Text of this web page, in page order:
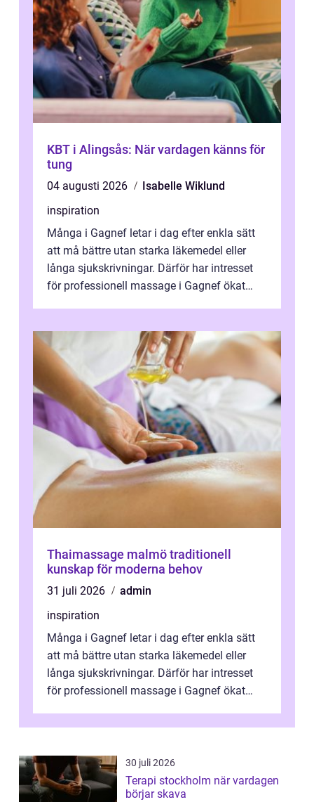
KBT i Alingsås: När vardagen känns för
tung
04 augusti 2026
Isabelle Wiklund
inspiration
Många i Gagnef letar i dag efter enkla sätt
att må bättre utan starka läkemedel eller
långa sjukskrivningar. Därför har intresset
för professionell massage i Gagnef ökat
Thaimassage malmö traditionell
kunskap för moderna behov
31 juli 2026
admin
inspiration
Många i Gagnef letar i dag efter enkla sätt
att må bättre utan starka läkemedel eller
långa sjukskrivningar. Därför har intresset
för professionell massage i Gagnef ökat
30 juli 2026
Terapi stockholm när vardagen
börjar skava